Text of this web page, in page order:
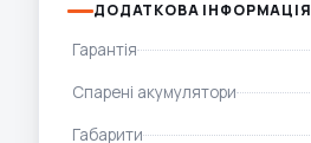
ДОДАТКОВА ІНФОРМАЦІЯ
Гарантія
Спарені акумулятори
Габарити